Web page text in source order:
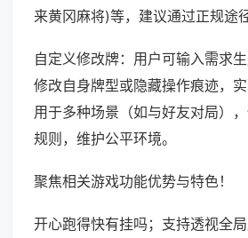
来黄冈麻将)等，建议通过正规途
自定义修改牌：用户可输入需求生
修改自身牌型或隐藏操作痕迹，
用于多种场景（如与好友对局）
规则，维护公平环境。
聚焦相关游戏功能优势与特色！
开心跑得快有挂吗；支持透视全